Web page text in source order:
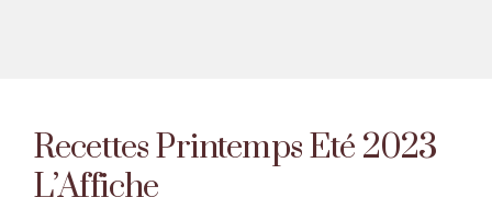
Recettes Printemps Eté 2023
L’Affiche